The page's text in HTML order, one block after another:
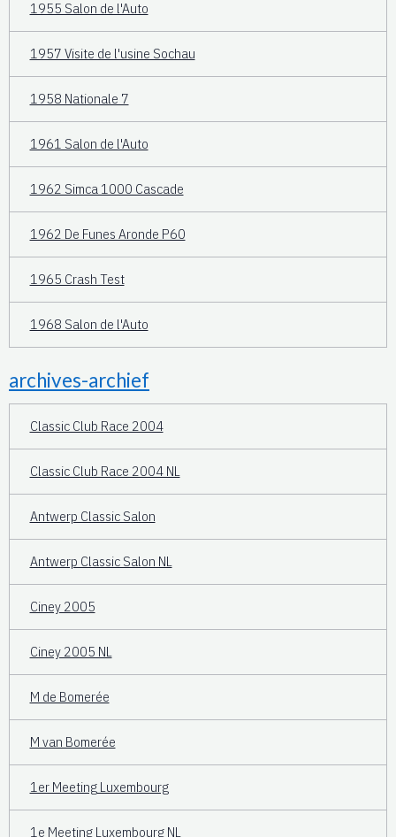
1955 Salon de l'Auto
1957 Visite de l'usine Sochau
1958 Nationale 7
1961 Salon de l'Auto
1962 Simca 1000 Cascade
1962 De Funes Aronde P60
1965 Crash Test
1968 Salon de l'Auto
archives-archief
Classic Club Race 2004
Classic Club Race 2004 NL
Antwerp Classic Salon
Antwerp Classic Salon NL
Ciney 2005
Ciney 2005 NL
M de Bomerée
M van Bomerée
1er Meeting Luxembourg
1e Meeting Luxembourg NL